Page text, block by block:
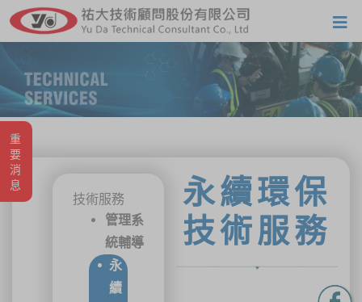
重要消息
技術服務
管理系
統輔導
永
續
永續環保
技術服務